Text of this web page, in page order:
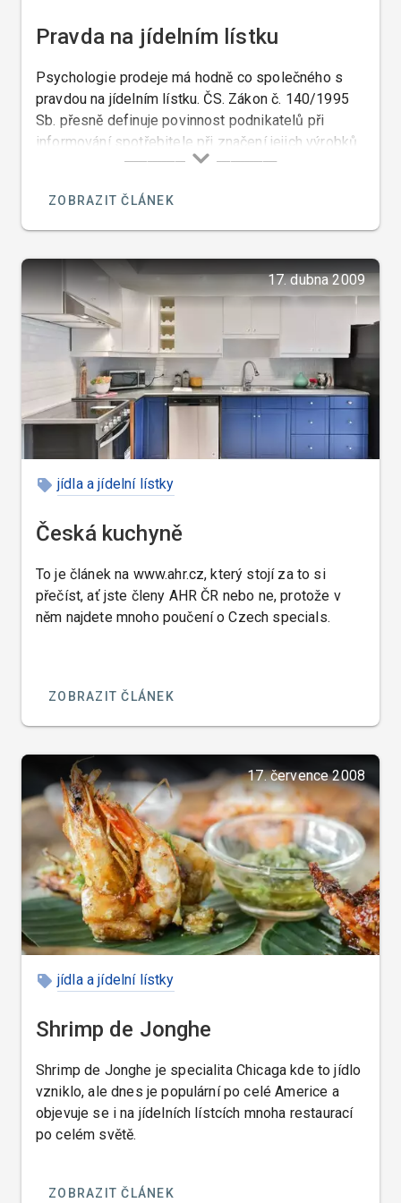
Pravda na jídelním lístku
Psychologie prodeje má hodně co společného s
pravdou na jídelním lístku. ČS. Zákon č. 140/1995
Sb. přesně definuje povinnost podnikatelů při
informování spotřebitele při značení jejich výrobků.
V § 9 je zároveň stanovena povinnost řádně
tedy jejich složení.
ZOBRAZIT ČLÁNEK
17. dubna 2009
jídla a jídelní lístky
Česká kuchyně
To je článek na www.ahr.cz, který stojí za to si
přečíst, ať jste členy AHR ČR nebo ne, protože v
něm najdete mnoho poučení o Czech specials.
ZOBRAZIT ČLÁNEK
17. července 2008
jídla a jídelní lístky
Shrimp de Jonghe
Shrimp de Jonghe je specialita Chicaga kde to jídlo
vzniklo, ale dnes je populární po celé Americe a
objevuje se i na jídelních lístcích mnoha restaurací
po celém světě.
ZOBRAZIT ČLÁNEK